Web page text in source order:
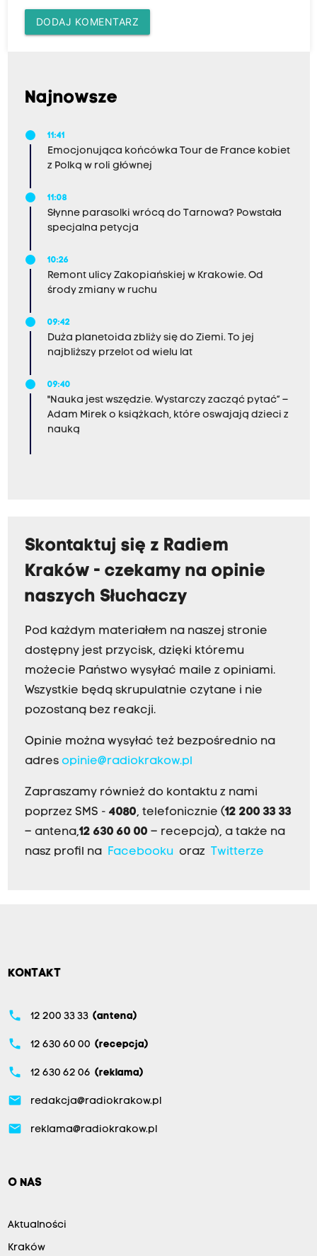
DODAJ KOMENTARZ
Najnowsze
11:41
Emocjonująca końcówka Tour de France kobiet
z Polką w roli głównej
11:08
Słynne parasolki wrócą do Tarnowa? Powstała
specjalna petycja
10:26
Remont ulicy Zakopiańskiej w Krakowie. Od
środy zmiany w ruchu
09:42
Duża planetoida zbliży się do Ziemi. To jej
najbliższy przelot od wielu lat
09:40
"Nauka jest wszędzie. Wystarczy zacząć pytać” –
Adam Mirek o książkach, które oswajają dzieci z
nauką
Skontaktuj się z Radiem
Kraków - czekamy na opinie
naszych Słuchaczy
Pod każdym materiałem na naszej stronie
dostępny jest przycisk, dzięki któremu
możecie Państwo wysyłać maile z opiniami.
Wszystkie będą skrupulatnie czytane i nie
pozostaną bez reakcji.
Opinie można wysyłać też bezpośrednio na
adres opinie@radiokrakow.pl
Zapraszamy również do kontaktu z nami
poprzez SMS - 4080, telefonicznie (12 200 33 33
– antena,12 630 60 00 – recepcja), a także na
nasz profil na
Facebookuoraz Twitterze
KONTAKT
phone 12 200 33 33 (antena)
phone 12 630 60 00 (recepcja)
phone 12 630 62 06 (reklama)
email redakcja@radiokrakow.pl
email reklama@radiokrakow.pl
O NAS
Aktualności
Kraków